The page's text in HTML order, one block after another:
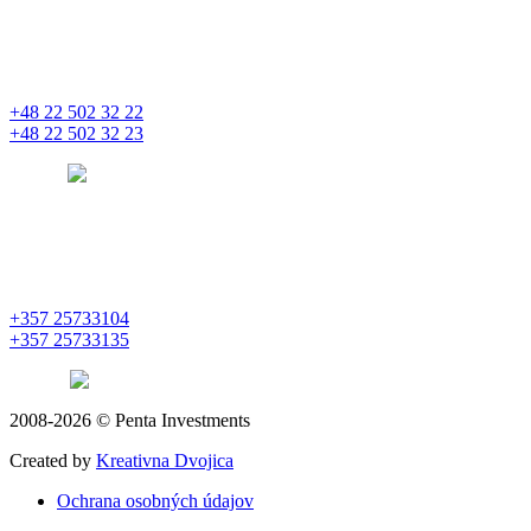
+48 22 502 32 22
+48 22 502 32 23
+357 25733104
+357 25733135
2008-2026 © Penta Investments
Created by Kreativna Dvojica
Ochrana osobných údajov